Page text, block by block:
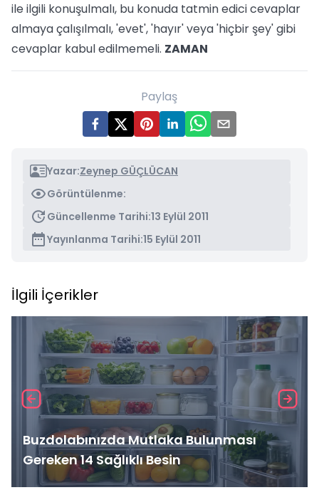
ile ilgili konuşulmalı, bu konuda tatmin edici cevaplar
almaya çalışılmalı, 'evet', 'hayır' veya 'hiçbir şey' gibi
cevaplar kabul edilmemeli. ZAMAN
Paylaş
Yazar:Zeynep GÜÇLÜCAN
Görüntülenme:
Güncellenme Tarihi:13 Eylül 2011
Yayınlanma Tarihi:15 Eylül 2011
İlgili İçerikler
Buzdolabınızda Mutlaka Bulunması
Gereken 14 Sağlıklı Besin